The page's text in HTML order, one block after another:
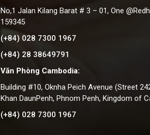
No,1 Jalan Kilang Barat # 3 – 01, One
159345
(+84) 028 7300 1967
(+84) 28 38649791
Văn Phòng Cambodia:
Building #10, Oknha Peich Avenue (Street
Khan DaunPenh, Phnom Penh, Kingdom of
(+84) 028 7300 1967